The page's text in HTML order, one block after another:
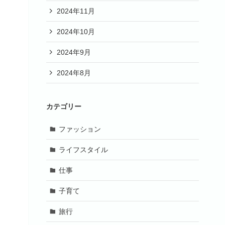
2024年11月
2024年10月
2024年9月
2024年8月
カテゴリー
ファッション
ライフスタイル
仕事
子育て
旅行